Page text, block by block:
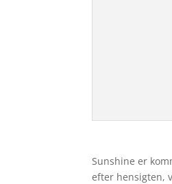
Sunshine er
efter hensigten,